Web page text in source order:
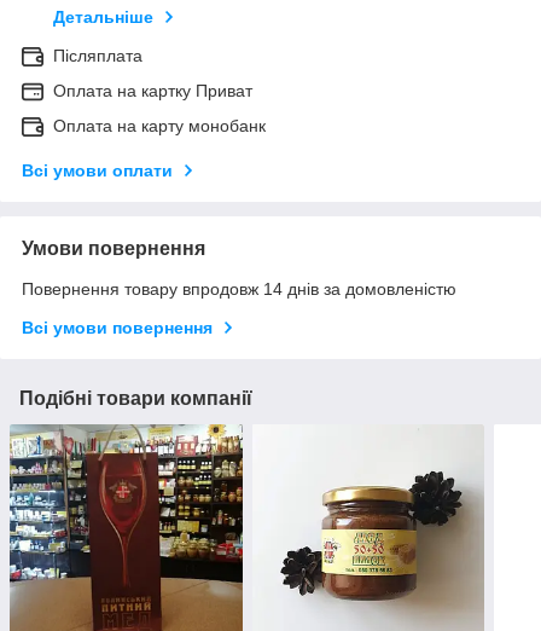
Детальніше
Післяплата
Оплата на картку Приват
Оплата на карту монобанк
Всі умови оплати
Умови повернення
Повернення товару впродовж 14 днів за домовленістю
Всі умови повернення
Подібні товари компанії